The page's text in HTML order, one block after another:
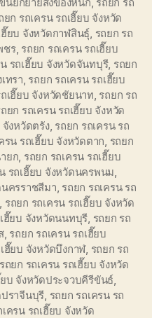
ยก รถเครน รถเฮี๊ยบ จังหวัด
ฮี๊ยบ จังหวัดกาฬสินธุ์, รถยก รถ
ชร, รถยก รถเครน รถเฮี๊ยบ
รถเฮี๊ยบ จังหวัดจันทบุรี, รถยก
ทรา, รถยก รถเครน รถเฮี๊ยบ
เฮี๊ยบ จังหวัดชัยนาท, รถยก รถ
ยก รถเครน รถเฮี๊ยบ จังหวัด
จังหวัดตรัง, รถยก รถเครน รถ
รน รถเฮี๊ยบ จังหวัดตาก, รถยก
ยก, รถยก รถเครน รถเฮี๊ยบ
รถเฮี๊ยบ จังหวัดนครพนม,
นครราชสีมา, รถยก รถเครน รถ
, รถยก รถเครน รถเฮี๊ยบ จังหวัด
ฮี๊ยบ จังหวัดนนทบุรี, รถยก รถ
, รถยก รถเครน รถเฮี๊ยบ
ฮี๊ยบ จังหวัดบึงกาฬ, รถยก รถ
รถยก รถเครน รถเฮี๊ยบ จังหวัด
ยบ จังหวัดประจวบคีรีขันธ์,
ปราจีนบุรี, รถยก รถเครน รถ
ครน รถเฮี๊ยบ จังหวัด